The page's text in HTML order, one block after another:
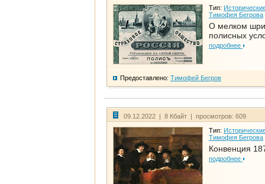
Тип:
Тимофея Бегрова
О мелком
полисных
подробнее
Предоставлено: Тимофей Бегров
09.12.2022 | 8 Кбайт | просмотров: 609
Тип:
Тимофея Бегрова
Конвенция
подробнее